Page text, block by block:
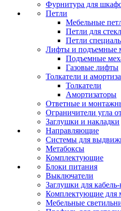
Фурнитура для
Петли
Мебельные
Петли для
Петли
Лифты и подъемные
Подъемные
Газовые лифты
Толкатели и
Толкатели
Амортизаторы
Ответные и
Ограничители угла
Заглушки и накладки
Направляющие
Системы для
Метабоксы
Комплектующие
Блоки питания
Выключатели
Заглушки для кабель-
Комплектующие для
Мебельные